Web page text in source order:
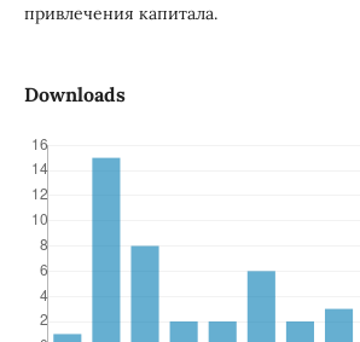
привлечения капитала.
Downloads